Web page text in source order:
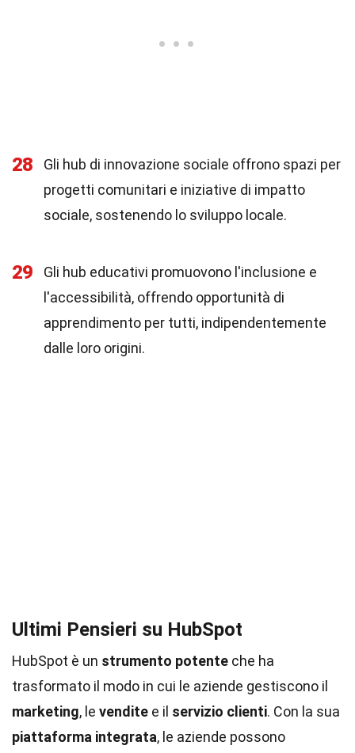
28
Gli hub di innovazione sociale offrono spazi per
progetti comunitari e iniziative di impatto
sociale, sostenendo lo sviluppo locale.
29
Gli hub educativi promuovono l'inclusione e
l'accessibilità, offrendo opportunità di
apprendimento per tutti, indipendentemente
dalle loro origini.
Ultimi Pensieri su HubSpot
HubSpot è un strumento potente che ha
trasformato il modo in cui le aziende gestiscono il
marketing, le vendite e il servizio clienti. Con la sua
piattaforma integrata, le aziende possono